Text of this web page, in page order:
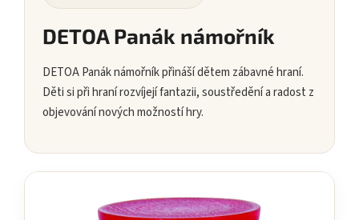
DETOA Panák námořník
DETOA Panák námořník přináší dětem zábavné hraní.
Děti si při hraní rozvíjejí fantazii, soustředění a radost z
objevování nových možností hry.